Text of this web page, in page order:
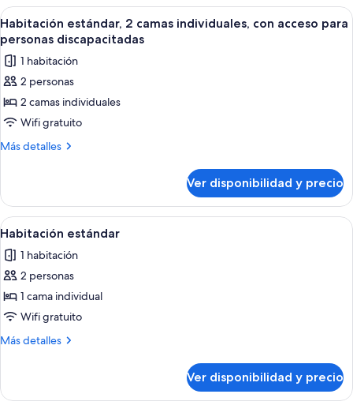
camas
individuales
Ver
todas
las
fotos
de
Habitación
estándar,
2
con
acceso
para
personas
discapacitadas
Una cama con ropa de cama blanca
5
Habitación estándar, 2 camas individuales, con acceso para
personas discapacitadas
1 habitación
2 personas
2 camas individuales
Wifi gratuito
Más detalles
Más
estándar,
camas
con
acceso
personas
discapacitadas
Ver disponibilidad y precio
Ver
todas
las
fotos
de
Habitación
estándar
Una cama bien hecha con sábanas
6
Habitación estándar
1 habitación
2 personas
1 cama individual
Wifi gratuito
Más detalles
Más
estándar
Ver disponibilidad y precio